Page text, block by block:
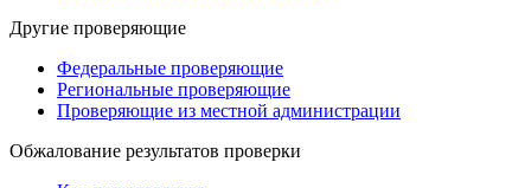
Другие проверяющие
Федеральные проверяющие
Региональные проверяющие
Проверяющие из местной администрации
Обжалование результатов проверки